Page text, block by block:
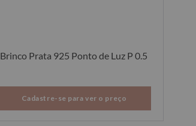
Brinco Prata 925 Ponto de Luz P 0.5
Cadastre-se para ver o preço